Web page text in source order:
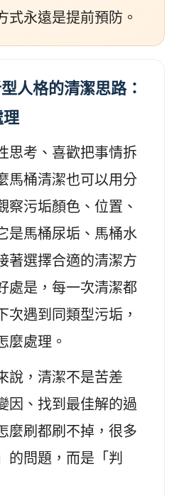
式永遠是提前預防。
人格的清潔思路：
理
思考、喜歡把事情拆
馬桶清潔也可以用分
察污垢顏色、位置、
是馬桶尿垢、馬桶水
著選擇合適的清潔方
處是，每一次清潔都
次遇到同類型污垢，
麼處理。
說，清潔不是苦差
因、找到最佳解的過
麼刷都刷不掉，很多
的問題，而是「判